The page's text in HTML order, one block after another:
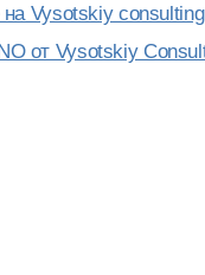
Vysotskiy consulting
от Vysotskiy